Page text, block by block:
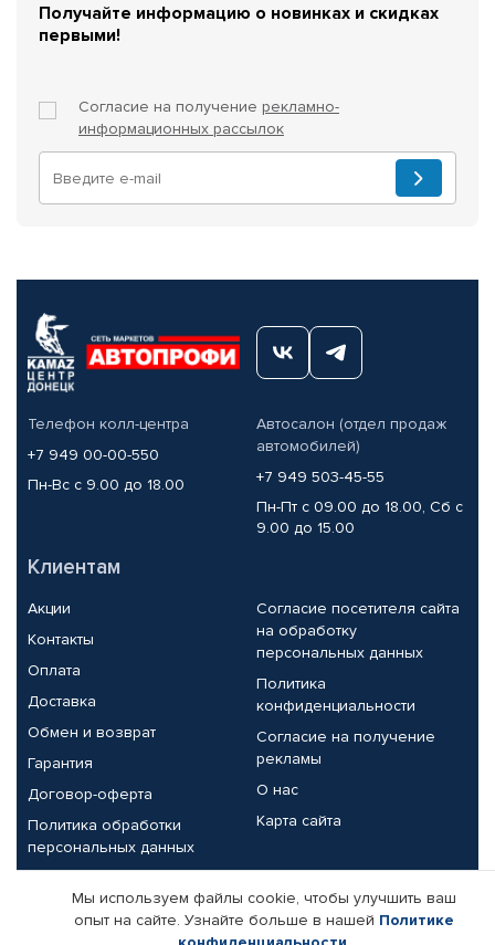
Получайте информацию о новинках и скидках
первыми!
Согласие на получение рекламно-
информационных рассылок
Телефон колл-центра
+7 949 00-00-550
Пн-Вс с 9.00 до 18.00
Автосалон (отдел продаж
автомобилей)
+7 949 503-45-55
Пн-Пт с 09.00 до 18.00, Сб с
9.00 до 15.00
Клиентам
Акции
Контакты
Оплата
Доставка
Обмен и возврат
Гарантия
Договор-оферта
Политика обработки
персональных данных
Согласие посетителя сайта
на обработку
персональных данных
Политика
конфиденциальности
Согласие на получение
рекламы
О нас
Карта сайта
Партнерам
Корпоративным клиентам Реквизиты компании
Мы используем файлы cookie, чтобы улучшить ваш
опыт на сайте. Узнайте больше в нашей Политике